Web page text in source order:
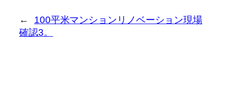
←
100平米マンションリノベーション現場
確認3。